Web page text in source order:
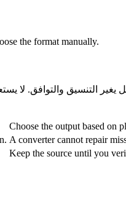
the format manually.
Choose the output based on
A converter cannot repair
Keep the source until you